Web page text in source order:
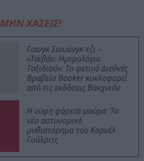
ΜΗΝ ΧΑΣΕΙΣ!
Γιανγκ Σιουάνγκ-τζι –
«Ταϊβάν: Ημερολόγιο
Ταξιδιού»: Το φετινό Διεθνές
Βραβείο Booker κυκλοφορεί
από τις εκδόσεις Βακχικόν
Η νύφη φόρεσε μαύρα: Το
νέο αστυνομικό
μυθιστόρημα του Κορνέλ
Γούλριτς